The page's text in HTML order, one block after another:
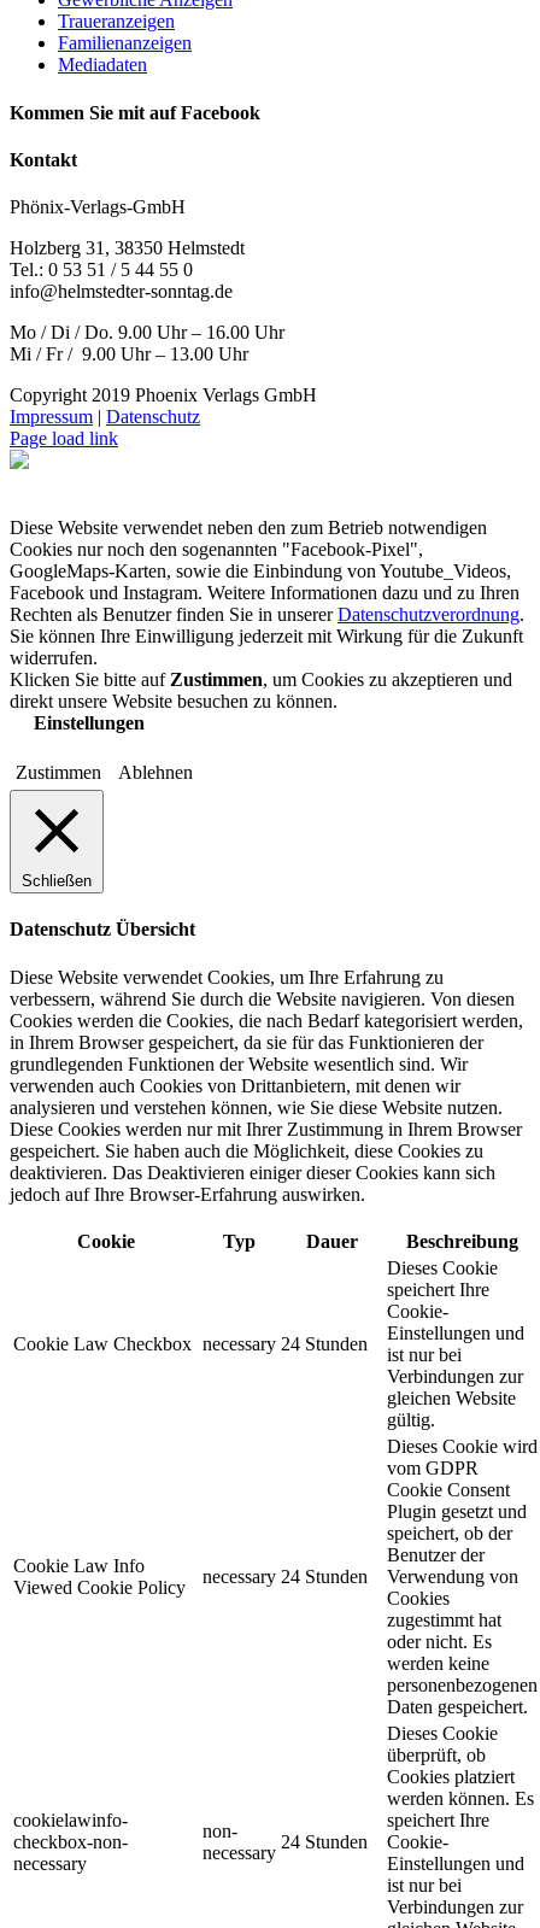
Traueranzeigen
Familienanzeigen
Mediadaten
Kommen Sie mit auf Facebook
Kontakt
Phönix-Verlags-GmbH
Holzberg 31, 38350 Helmstedt
Tel.: 0 53 51 / 5 44 55 0
info@helmstedter-sonntag.de
Mo / Di / Do. 9.00 Uhr – 16.00 Uhr
Mi / Fr / 9.00 Uhr – 13.00 Uhr
Copyright 2019 Phoenix Verlags GmbH
Impressum | Datenschutz
Page load link
Diese Website verwendet neben den zum Betrieb notwendigen
Cookies nur noch den sogenannten "Facebook-Pixel",
GoogleMaps-Karten, sowie die Einbindung von Youtube_Videos,
Facebook und Instagram. Weitere Informationen dazu und zu Ihren
Rechten als Benutzer finden Sie in unsererDatenschutzverordnung.
Sie können Ihre Einwilligung jederzeit mit Wirkung für die Zukunft
widerrufen.
Klicken Sie bitte auf Zustimmen, um Cookies zu akzeptieren und
direkt unsere Website besuchen zu können.
Einstellungen
Zustimmen Ablehnen
Schließen
Datenschutz Übersicht
Diese Website verwendet Cookies, um Ihre Erfahrung zu
verbessern, während Sie durch die Website navigieren. Von diesen
Cookies werden die Cookies, die nach Bedarf kategorisiert werden,
in Ihrem Browser gespeichert, da sie für das Funktionieren der
grundlegenden Funktionen der Website wesentlich sind. Wir
verwenden auch Cookies von Drittanbietern, mit denen wir
analysieren und verstehen können, wie Sie diese Website nutzen.
Diese Cookies werden nur mit Ihrer Zustimmung in Ihrem Browser
gespeichert. Sie haben auch die Möglichkeit, diese Cookies zu
deaktivieren. Das Deaktivieren einiger dieser Cookies kann sich
jedoch auf Ihre Browser-Erfahrung auswirken.
Cookie Typ Dauer Beschreibung
Cookie Law Checkbox necessary 24 Stunden
Dieses Cookie
speichert Ihre
Cookie-
Einstellungen und
ist nur bei
Verbindungen zur
gleichen Website
gültig.
Cookie Law Info
Viewed Cookie Policy
necessary 24 Stunden
Dieses Cookie wird
vom GDPR
Cookie Consent
Plugin gesetzt und
speichert, ob der
Benutzer der
Verwendung von
Cookies
zugestimmt hat
oder nicht. Es
werden keine
personenbezogenen
Daten gespeichert.
cookielawinfo-
checkbox-non-
necessary
non-
necessary
24 Stunden
Dieses Cookie
überprüft, ob
Cookies platziert
werden können. Es
speichert Ihre
Cookie-
Einstellungen und
ist nur bei
Verbindungen zur